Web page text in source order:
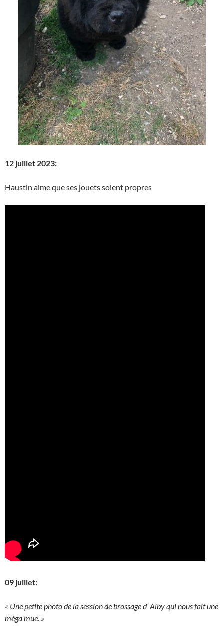
12 juillet 2023:
Haustin aime que ses jouets soient propres
09 juillet:
« Une petite photo de la session de brossage d’ Alby qui nous fait une
méga mue. »